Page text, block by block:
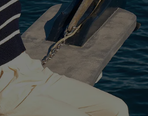
FAQS
Kontakt z Nami